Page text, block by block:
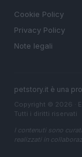
Cookie Policy
Privacy Policy
Note legali
petstory.it è una
Copyright © 2026 ·
Tutti i diritti riservati
I contenuti sono
realizzati in